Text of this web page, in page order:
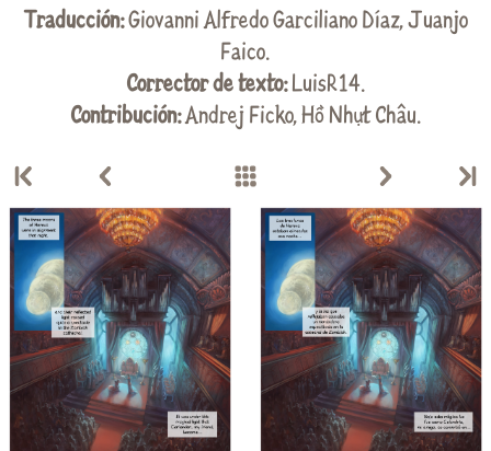
Traducción:Giovanni Alfredo Garciliano Díaz,Juanjo
Faico.
Corrector de texto:LuisR14.
Contribución:Andrej Ficko,Hồ Nhựt Châu.